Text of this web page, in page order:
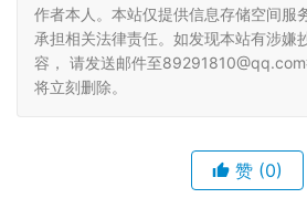
作者本人。本站仅提供信息存储空间服
承担相关法律责任。如发现本站有涉嫌
容， 请发送邮件至
将立刻删除。
赞 (0)